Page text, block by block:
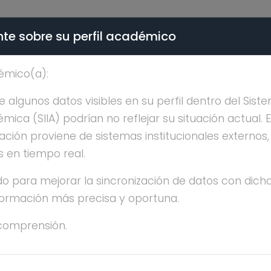
- PÚBLICO
TORIELLO
sobre su perfil académico
algunos datos visibles en su perfil dentro del
(SIIA) podrían no reflejar su situación actual.
proviene de sistemas institucionales
en tiempo real.
para mejorar la sincronización de datos con
más precisa y oportuna.